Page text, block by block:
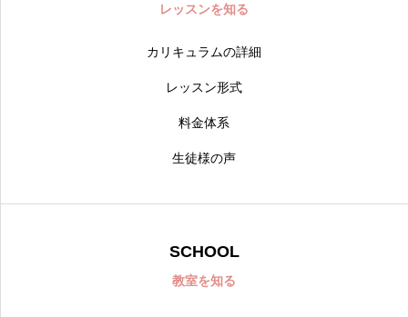
レッスンを知る
カリキュラムの詳細
レッスン形式
料金体系
生徒様の声
SCHOOL
教室を知る